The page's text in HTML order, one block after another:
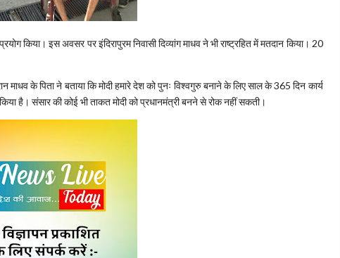
किया। इस अवसर पर इंदिरापुरम निवासी दिव्यांग माधव ने भी राष्ट्रहित में मतदान किया। 20
के पिता ने बताया कि मोदी हमारे देश को पुनः विश्वगुरु बनाने के लिए साल के 365 दिन कार्य
है। संसार की कोई भी ताकत मोदी को प्रधानमंत्री बनने से रोक नहीं सकती।